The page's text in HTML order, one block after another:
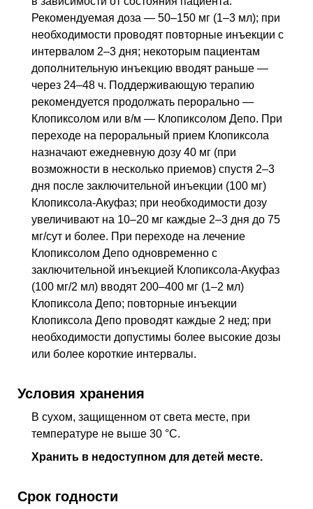
Рекомендуемая доза — 50–150 мг (1–3 мл); при
необходимости проводят повторные инъекции с
интервалом 2–3 дня; некоторым пациентам
дополнительную инъекцию вводят раньше —
через 24–48 ч. Поддерживающую терапию
рекомендуется продолжать перорально —
Клопиксолом или в/м — Клопиксолом Депо. При
переходе на пероральный прием Клопиксола
назначают ежедневную дозу 40 мг (при
возможности в несколько приемов) спустя 2–3
дня после заключительной инъекции (100 мг)
Клопиксола-Акуфаз; при необходимости дозу
увеличивают на 10–20 мг каждые 2–3 дня до 75
мг/сут и более. При переходе на лечение
Клопиксолом Депо одновременно с
заключительной инъекцией Клопиксола-Акуфаз
(100 мг/2 мл) вводят 200–400 мг (1–2 мл)
Клопиксола Депо; повторные инъекции
Клопиксола Депо проводят каждые 2 нед; при
необходимости допустимы более высокие дозы
или более короткие интервалы.
Условия хранения
В сухом, защищенном от света месте, при
температуре не выше 30 °C.
Хранить в недоступном для детей месте.
Срок годности